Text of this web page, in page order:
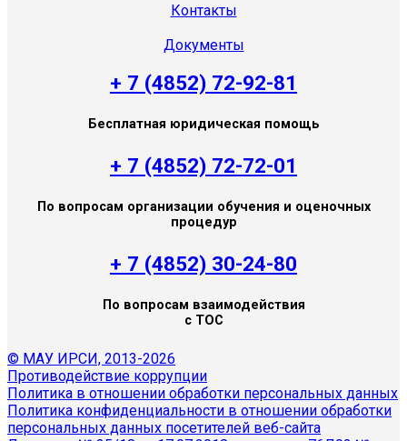
Контакты
Документы
+ 7 (4852) 72-92-81
Бесплатная юридическая помощь
+ 7 (4852) 72-72-01
По вопросам организации обучения и оценочных
процедур
+ 7 (4852) 30-24-80
По вопросам взаимодействия
с ТОС
© МАУ ИРСИ, 2013-2026
Противодействие коррупции
Политика в отношении обработки персональных данных
Политика конфиденциальности в отношении обработки
персональных данных посетителей веб-сайта